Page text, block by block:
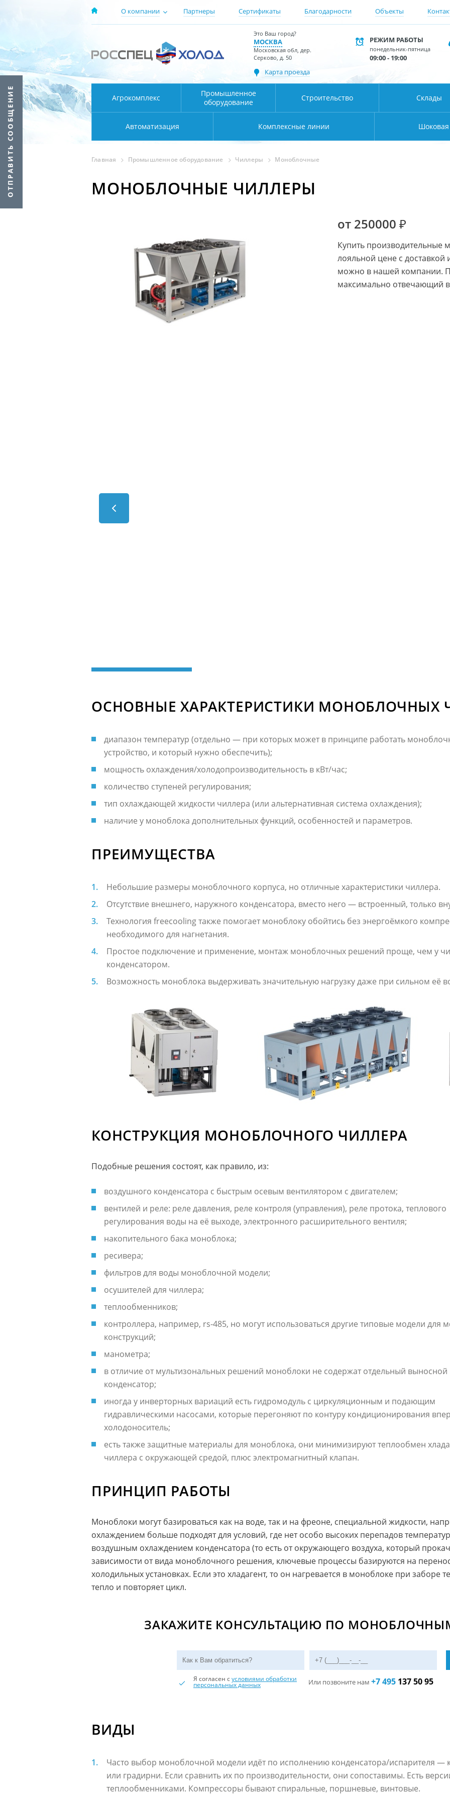
О компании Партнеры Сертификаты Благодарности Объекты
Это Ваш город?
МОСКВА
Московская обл, дер.
Серково, д. 50
Карта проезда
РЕЖИМ РАБОТЫ
понедельник-пятница
09:00 - 19:00
Агрокомплекс
Промышленное
оборудование
Строительство Склады
Автоматизация Комплексные линии Шоковая
Главная Промышленное оборудование Чиллеры Моноблочные
МОНОБЛОЧНЫЕ ЧИЛЛЕРЫ
от 250000 ₽
Купить
лояльной цене с доставкой
можно в нашей компании.
максимально отвечающий
ОСНОВНЫЕ ХАРАКТЕРИСТИКИ МОНОБЛОЧНЫХ
диапазон температур (отдельно — при которых может в принципе работать
устройство, и который нужно обеспечить);
мощность охлаждения/холодопроизводительность в кВт/час;
количество ступеней регулирования;
тип охлаждающей жидкости чиллера (или альтернативная система охлаждения);
наличие у моноблока дополнительных функций, особенностей и параметров.
ПРЕИМУЩЕСТВА
Небольшие размеры моноблочного корпуса, но отличные характеристики чиллера.
Отсутствие внешнего, наружного конденсатора, вместо него — встроенный, только
Технология freecooling также помогает моноблоку обойтись без энергоёмкого
необходимого для нагнетания.
Простое подключение и применение, монтаж моноблочных решений проще, чем у
конденсатором.
Возможность моноблока выдерживать значительную нагрузку даже при сильном её
КОНСТРУКЦИЯ МОНОБЛОЧНОГО ЧИЛЛЕРА
Подобные решения состоят, как правило, из:
воздушного конденсатора с быстрым осевым вентилятором с двигателем;
вентилей и реле: реле давления, реле контроля (управления), реле протока, теплового
регулирования воды на её выходе, электронного расширительного вентиля;
накопительного бака моноблока;
ресивера;
фильтров для воды моноблочной модели;
осушителей для чиллера;
теплообменников;
контроллера, например, rs-485, но могут использоваться другие типовые модели для
конструкций;
манометра;
в отличие от мультизональных решений моноблоки не содержат отдельный выносной
конденсатор;
иногда у инверторных вариаций есть гидромодуль с циркуляционным и подающим
гидравлическими насосами, которые перегоняют по контуру кондиционирования
холодоноситель;
есть также защитные материалы для моноблока, они минимизируют теплообмен
чиллера с окружающей средой, плюс электромагнитный клапан.
ПРИНЦИП РАБОТЫ
Моноблоки могут базироваться как на воде, так и на фреоне, специальной жидкости,
охлаждением больше подходят для условий, где нет особо высоких перепадов
воздушным охлаждением конденсатора (то есть от окружающего воздуха, который
зависимости от вида моноблочного решения, ключевые процессы базируются на
холодильных установках. Если это хладагент, то он нагревается в моноблоке при заборе
тепло и повторяет цикл.
ЗАКАЖИТЕ КОНСУЛЬТАЦИЮ ПО
Я согласен сусловиями обработки
персональных данных Или позвоните нам +7 495 137 50 95
ВИДЫ
Часто выбор моноблочной модели идёт по исполнению конденсатора/испарителя —
или градирни. Если сравнить их по производительности, они сопоставимы. Есть
теплообменниками. Компрессоры бывают спиральные, поршневые, винтовые.